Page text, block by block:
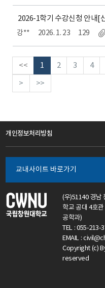
2026-1학기 수강신청 안내[
강** 2026. 1. 23 129
<< 1 2 3 4
> >>
개인정보처리방침
교내사이트 바로가기
(우)51140 경남
학교 공대 4호
공학과)
TEL : 055-213-
EMAIL :
Copyright (c)
reserved